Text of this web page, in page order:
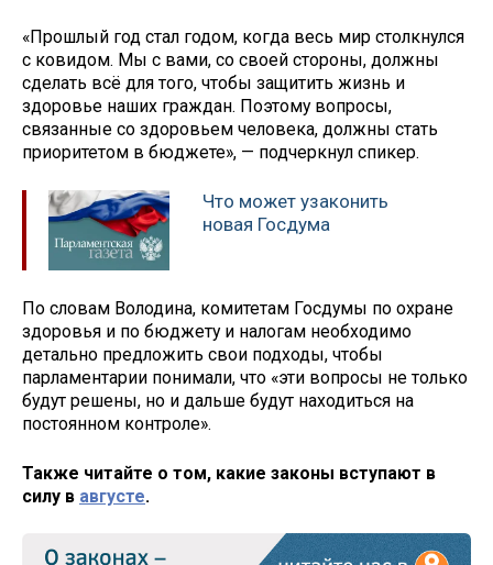
«Прошлый год стал годом, когда весь мир столкнулся
с ковидом. Мы с вами, со своей стороны, должны
сделать всё для того, чтобы защитить жизнь и
здоровье наших граждан. Поэтому вопросы,
связанные со здоровьем человека, должны стать
приоритетом в бюджете», — подчеркнул спикер.
Что может узаконить
новая Госдума
По словам Володина, комитетам Госдумы по охране
здоровья и по бюджету и налогам необходимо
детально предложить свои подходы, чтобы
парламентарии понимали, что «эти вопросы не только
будут решены, но и дальше будут находиться на
постоянном контроле».
Также читайте о том, какие законы вступают в
силу в августе.